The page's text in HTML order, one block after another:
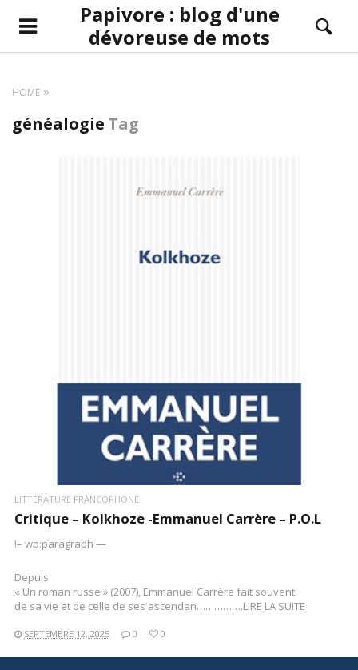
Papivore : blog d'une
dévoreuse de mots
HOME
généalogie Tag
LITTÉRATURE FRANCOPHONE
Critique – Kolkhoze -Emmanuel Carrère – P.O.L
!– wp:paragraph —
Depuis
« Un roman russe » (2007), Emmanuel Carrère fait souvent
de sa vie et de celle de ses ascendan…………….LIRE LA SUITE
SEPTEMBRE 12, 2025 0 0